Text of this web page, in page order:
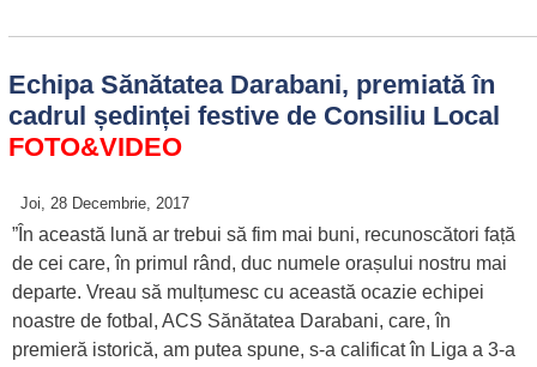
Echipa Sănătatea Darabani, premiată în
cadrul ședinței festive de Consiliu Local
FOTO&VIDEO
Joi, 28 Decembrie, 2017
”În această lună ar trebui să fim mai buni, recunoscători față
de cei care, în primul rând, duc numele orașului nostru mai
departe. Vreau să mulțumesc cu această ocazie echipei
noastre de fotbal, ACS Sănătatea Darabani, care, în
premieră istorică, am putea spune, s-a calificat în Liga a 3-a